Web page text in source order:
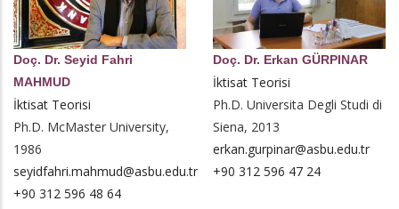
Doç. Dr. Seyid Fahri
MAHMUD
İktisat Teorisi
Ph.D. McMaster University,
1986
seyidfahri.mahmud@asbu.edu.tr
+90 312 596 48 64
Doç. Dr. Erkan GÜRPINAR
İktisat Teorisi
Ph.D. Universita Degli Studi di
Siena, 2013
erkan.gurpinar@asbu.edu.tr
+90 312 596 47 24